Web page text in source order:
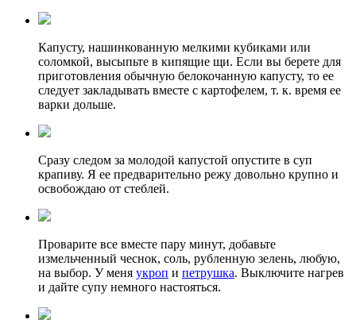
Капусту, нашинкованную мелкими кубиками или
соломкой, высыпьте в кипящие щи. Если вы берете для
приготовления обычную белокочанную капусту, то ее
следует закладывать вместе с картофелем, т. к. время ее
варки дольше.
Сразу следом за молодой капустой опустите в суп
крапиву. Я ее предварительно режу довольно крупно и
освобождаю от стеблей.
Проварите все вместе пару минут, добавьте
измельченный чеснок, соль, рубленную зелень, любую,
на выбор. У меня укроп и петрушка. Выключите нагрев
и дайте супу немного настояться.